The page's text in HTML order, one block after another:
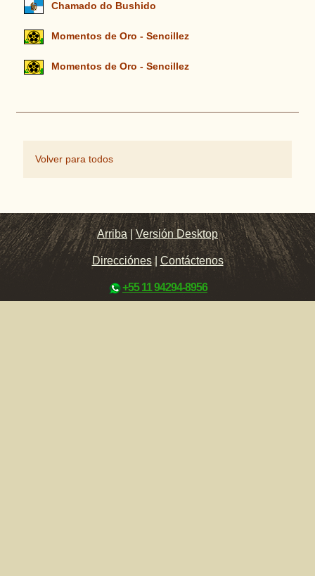
Chamado do Bushido
Momentos de Oro - Sencillez
Momentos de Oro - Sencillez
Volver para todos
Arriba |Versión Desktop
Direcciónes| Contáctenos
+55 11 94294-8956